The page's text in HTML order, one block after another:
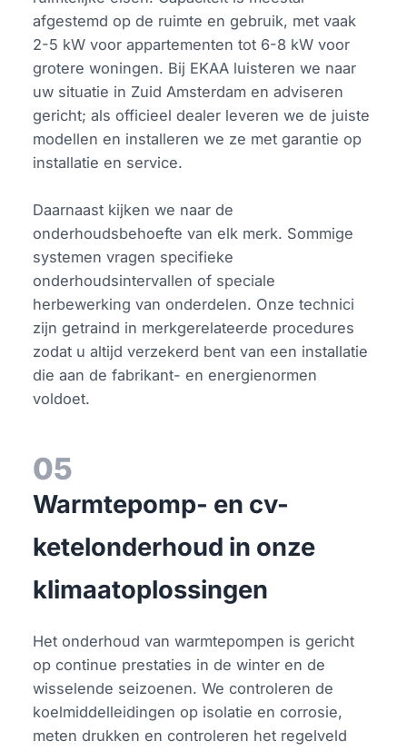
afgestemd op de ruimte en gebruik, met vaak
2-5 kW voor appartementen tot 6-8 kW voor
grotere woningen. Bij EKAA luisteren we naar
uw situatie in Zuid Amsterdam en adviseren
gericht; als officieel dealer leveren we de juiste
modellen en installeren we ze met garantie op
installatie en service.
Daarnaast kijken we naar de
onderhoudsbehoefte van elk merk. Sommige
systemen vragen specifieke
onderhoudsintervallen of speciale
herbewerking van onderdelen. Onze technici
zijn getraind in merkgerelateerde procedures
zodat u altijd verzekerd bent van een installatie
die aan de fabrikant- en energienormen
voldoet.
05
Warmtepomp- en cv-
ketelonderhoud in onze
klimaatoplossingen
Het onderhoud van warmtepompen is gericht
op continue prestaties in de winter en de
wisselende seizoenen. We controleren de
koelmiddelleidingen op isolatie en corrosie,
meten drukken en controleren het regelveld